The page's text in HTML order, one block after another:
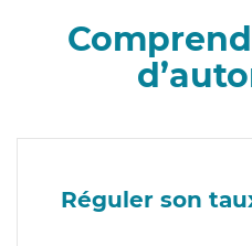
Réguler son